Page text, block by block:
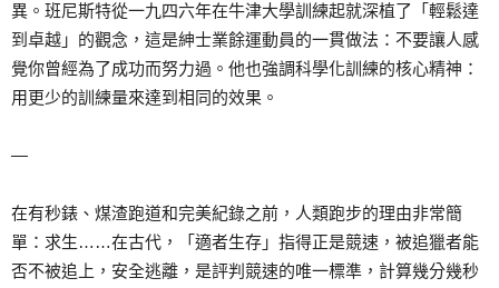
異。班尼斯特從一九四六年在牛津大學訓練起就深植了「輕鬆達
到卓越」的觀念，這是紳士業餘運動員的一貫做法：不要讓人感
覺你曾經為了成功而努力過。他也強調科學化訓練的核心精神：
用更少的訓練量來達到相同的效果。
—
在有秒錶、煤渣跑道和完美紀錄之前，人類跑步的理由非常簡
單：求生……在古代，「適者生存」指得正是競速，被追獵者能
否不被追上，安全逃離，是評判競速的唯一標準，計算幾分幾秒